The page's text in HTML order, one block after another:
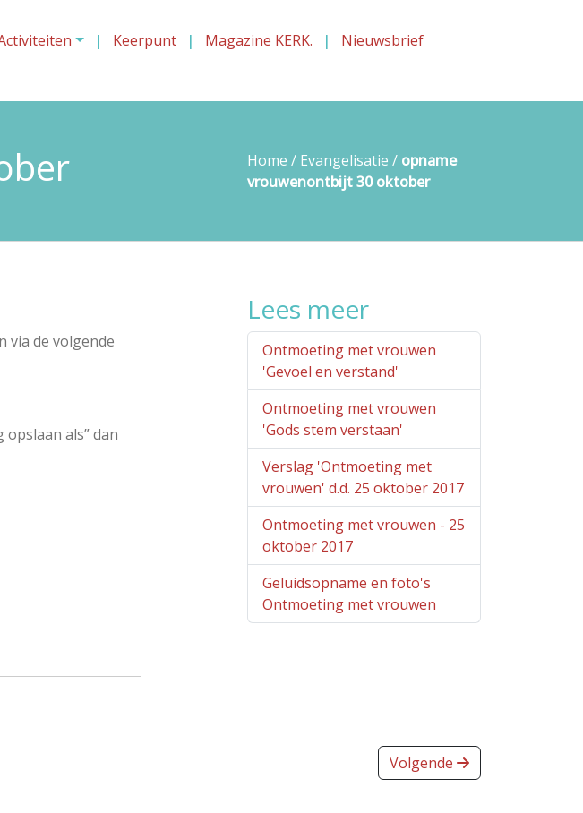
Keerpunt Magazine KERK.
Nieuwsbrief
Home / Evangelisatie / opname
vrouwenontbijt 30 oktober
via de volgende
als” dan
Lees meer
Ontmoeting met vrouwen
'Gevoel en verstand'
Ontmoeting met vrouwen
'Gods stem verstaan'
Verslag 'Ontmoeting met
vrouwen' d.d. 25 oktober 2017
Ontmoeting met vrouwen - 25
oktober 2017
Geluidsopname en foto's
Ontmoeting met vrouwen
Volgende